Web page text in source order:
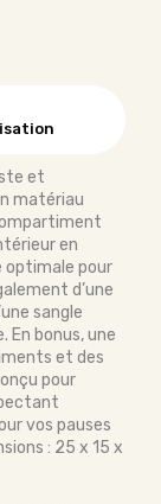
et
matériau
en
optimale pour
d’une
sangle
En bonus, une
et des
pour
vos pauses
: 25 x 15 x